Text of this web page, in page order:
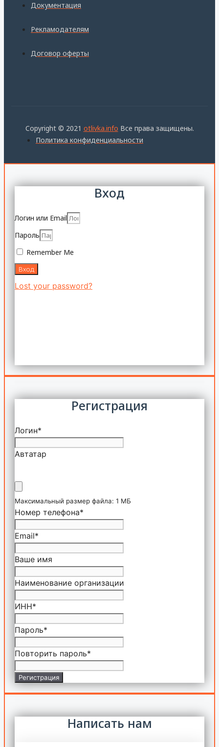
Документация
Рекламодателям
Договор оферты
Copyright © 2021 otlivka.info Все права защищены.
Политика конфиденциальности
Вход
Логин или Email
Пароль
Remember Me
Вход
Lost your password?
Регистрация
Логин*
Автатар
Максимальный размер файла: 1 МБ
Номер телефона*
Email*
Ваше имя
Наименование организации
ИНН*
Пароль*
Повторить пароль*
Регистрация
Написать нам